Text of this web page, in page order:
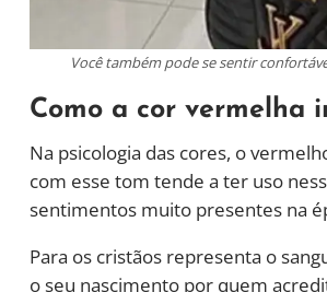
Você também pode se sentir
Como a cor vermelha
Na psicologia das cores, o
com esse tom tende a ter uso
sentimentos muito presentes na
Para os cristãos representa o
o seu nascimento por quem